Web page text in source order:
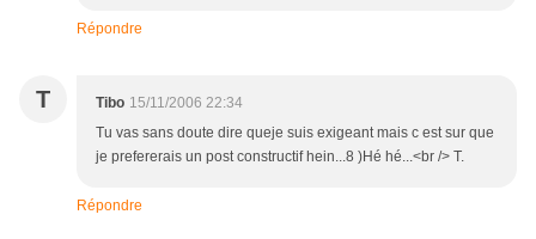
Répondre
T Tibo 15/11/2006 22:34
Tu vas sans doute dire queje suis exigeant mais c est sur que
je prefererais un post constructif hein...8 )Hé hé...<br /> T.
Répondre